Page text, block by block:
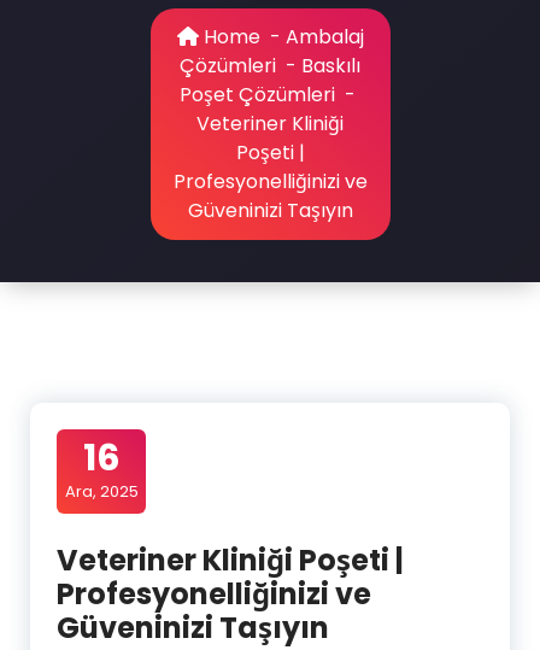
Home- Ambalaj
Çözümleri - Baskılı
Poşet Çözümleri -
Veteriner Kliniği
Poşeti |
Profesyonelliğinizi ve
Güveninizi Taşıyın
16
Ara, 2025
Veteriner Kliniği Poşeti |
Profesyonelliğinizi ve
Güveninizi Taşıyın